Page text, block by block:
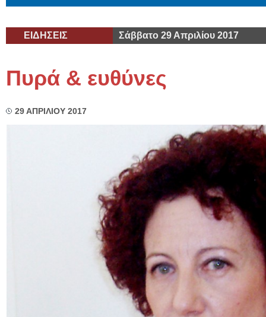
ΕΙΔΗΣΕΙΣ Σάββατο 29 Απριλίου 2017
Πυρά & ευθύνες
29 ΑΠΡΙΛΙΟΥ 2017